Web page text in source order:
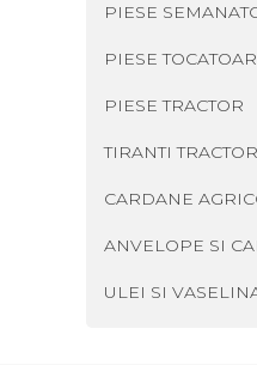
PIESE
PIESE
PIESE TRACTOR
TIRANTI TRACTOR
CARDANE
ANVELOPE SI
ULEI SI